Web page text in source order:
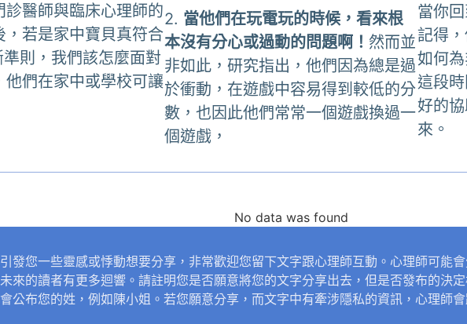
診醫師與臨床心理師的
，若是家中寶貝真符合
則，我們該怎麼面對
他們在家中或學校可讓
2. 當他們在玩電玩的時候，看來根
本沒有分心或過動的問題啊！ 然而並
非如此，研究指出，他們因為總是過
於衝動，在遊戲中容易得到較低的分
數，也因此他們常常一個遊戲換過一
個遊戲，
當你
記得
如何
這段
好的
來。
No data was found
發您一些靈感或悸動想要分享，非常歡迎您留下文字跟心理師互動。心理師可能
來的讀者有更多迴響。請註明您是否願意將您的文字分享出去，但是否發布的決
公布您的姓，例如陳小姐。若您願意分享，而文字中有牽涉隱私的資訊，心理師